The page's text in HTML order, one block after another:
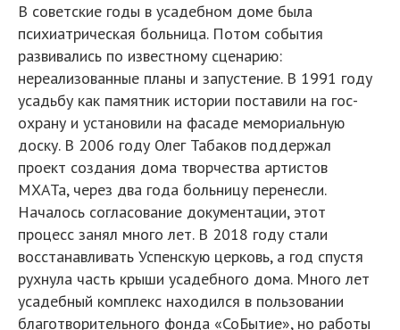
В советские годы в усадебном доме была
психиатрическая больница. Потом события
развивались по известному сценарию:
нереализованные планы и запустение. В 1991 году
усадьбу как памятник истории поставили на гос­
охрану и установили на фасаде мемориальную
доску. В 2006 году Олег Табаков поддержал
проект создания дома творчества артистов
МХАТа, через два года больницу перенесли.
Началось согласование документации, этот
процесс занял много лет. В 2018 году стали
восстанавливать Успенскую церковь, а год спустя
рухнула часть крыши усадебного дома. Много лет
усадебный комплекс находился в пользовании
благотворительного фонда «СоБытие», но работы